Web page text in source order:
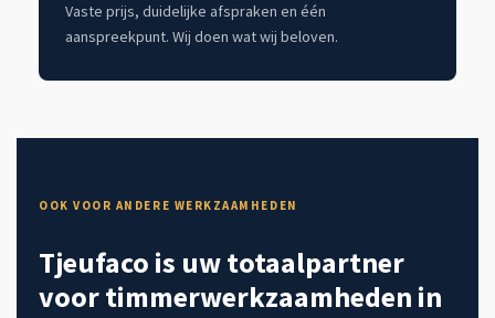
Vaste prijs, duidelijke afspraken en één
aanspreekpunt. Wij doen wat wij beloven.
OOK VOOR ANDERE WERKZAAMHEDEN
Tjeufaco is uw totaalpartner
voor timmerwerkzaamheden in